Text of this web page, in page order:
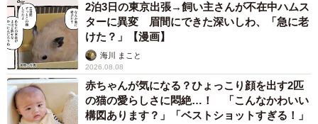
2泊3日の東京出張→飼い主さんが不在中ハムス
ターに異変 眉間にできた深いしわ、「急に老
けた？」【漫画】
海川 まこと
2026.08.08
赤ちゃんが気になる？ひょっこり顔を出す2匹
の猫の愛らしさに悶絶…！ 「こんなかわいい
構図あります？」「ベストショットすぎる！」